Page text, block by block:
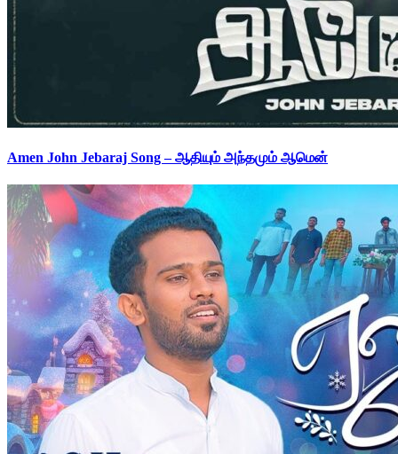
Amen John Jebaraj Song – ஆதியும் அந்தமும் ஆமென்